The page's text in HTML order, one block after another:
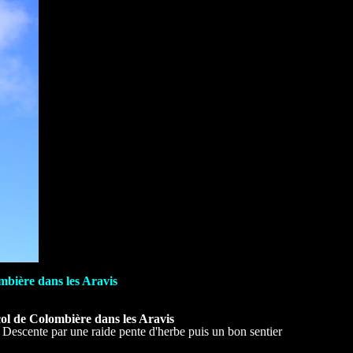
dans les Aravis
de Colombière dans les Aravis
par une raide pente d'herbe puis un bon sentier